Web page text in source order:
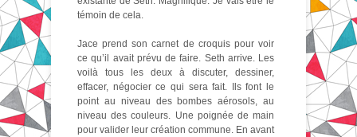
témoin de cela.
Jace prend son carnet de croquis pour voir
ce qu’il avait prévu de faire. Seth arrive. Les
voilà tous les deux à discuter, dessiner,
effacer, négocier ce qui sera fait. Ils font le
point au niveau des bombes aérosols, au
niveau des couleurs. Une poignée de main
pour valider leur création commune. En avant